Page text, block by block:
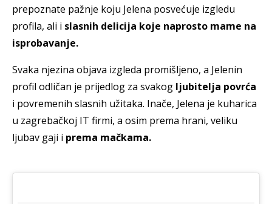
prepoznate pažnje koju Jelena posvećuje izgledu
profila, ali i slasnih delicija koje naprosto mame na
isprobavanje.
Svaka njezina objava izgleda promišljeno, a Jelenin
profil odličan je prijedlog za svakog ljubitelja povrća
i povremenih slasnih užitaka. Inače, Jelena je kuharica
u zagrebačkoj IT firmi, a osim prema hrani, veliku
ljubav gaji i prema mačkama.